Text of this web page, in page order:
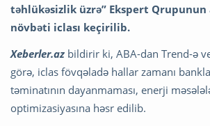
təhlükəsizlik üzrə” Ekspert Qrupunun
növbəti iclası keçirilib.
Xeberler.az bildirir ki, ABA-dan Trend-ə
görə, iclas fövqəladə hallar zamanı
təminatının dayanmaması, enerji
optimizasiyasına həsr edilib.